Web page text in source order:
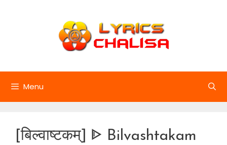
Menu
[बिल्वाष्टकम्] ᐈ Bilvashtakam